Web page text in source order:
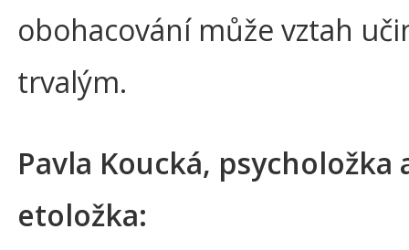
obohacování může vztah
trvalým.
Pavla Koucká, psycholožka
etoložka: